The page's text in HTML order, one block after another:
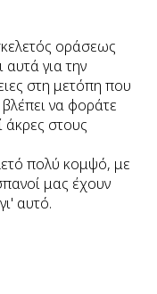
οράσεως
αυτά για την
στη μετόπη που
να φοράτε
άκρες στους
πολύ κομψό, με
μας έχουν
αυτό.